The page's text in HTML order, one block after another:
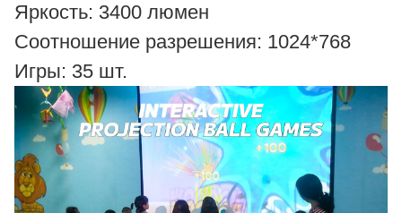
Яркость: 3400 люмен
Соотношение разрешения: 1024*768
Игры: 35 шт.